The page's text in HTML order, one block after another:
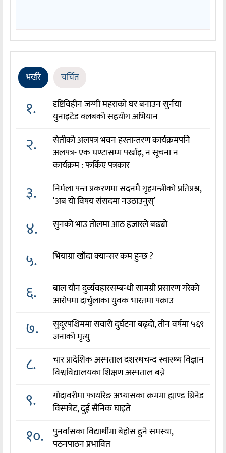
भर्खरै चर्चित
१.
दृष्टिविहीन जग्गी महराको घर बनाउन सुर्नया
युनाइटेड क्लबको सहयोग अभियान
२.
सेतीको अलपत्र भवन हस्तान्तरण कार्यक्रमपनि
अलपत्र- एक घण्टासम्म पर्खाइ, न सूचना न
कार्यक्रम : फर्किए पत्रकार
३.
निर्मला पन्त प्रकरणमा सदनमै गृहमन्त्रीको प्रतिप्रश्न,
‘अब यो विषय संसदमा नउठाउनुस्’
४. सुनको भाउ तोलमा आठ हजारले बढ्यो
५. भियाग्रा खाँदा क्यान्सर कम हुन्छ ?
६.
बाल यौन दुर्व्यवहारसम्बन्धी सामग्री प्रसारण गरेको
आरोपमा दार्चुलाका युवक भारतमा पक्राउ
७.
सुदूरपश्चिममा सवारी दुर्घटना बढ्दो, तीन वर्षमा ५६९
जनाको मृत्यु
८.
चार प्रादेशिक अस्पताल दशरथचन्द स्वास्थ्य विज्ञान
विश्वविद्यालयका शिक्षण अस्पताल बन्ने
९.
गोदावरीमा फायरिङ अभ्यासका क्रममा ह्याण्ड ग्रिनेड
विस्फोट, दुई सैनिक घाइते
१०.
पुनर्वासका विद्यार्थीमा बेहोस हुने समस्या,
पठनपाठन प्रभावित